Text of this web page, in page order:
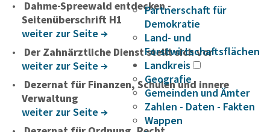
Partnerschaft für
Demokratie
Land- und
Forstwirtschaftsflächen
Landkreis
Geografie
Gemeinden und Ämter
Zahlen - Daten - Fakten
Wappen
Dahme-Spreewald entdecken -
Seitenüberschrift H1
weiter zur Seite
Der Zahnärztliche Dienst stellt sich vor
weiter zur Seite
Dezernat für Finanzen, Schulen und innere
Verwaltung
weiter zur Seite